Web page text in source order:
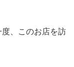
、このお店を訪